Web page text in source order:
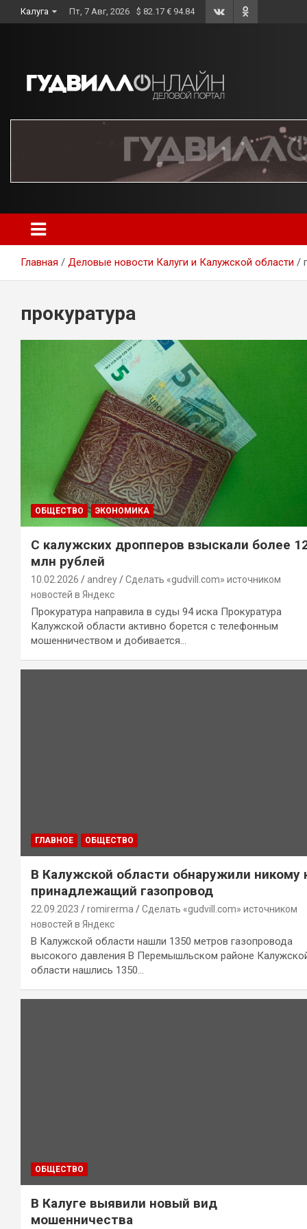
to
Калуга Пт, 7 Авг, 2026 $ 82.17 € 94.84
Главная Деловые новости Калуги и Калужской области
прокуратура
ОБЩЕСТВО ЭКОНОМИКА
С калужских дропперов взыскали более
млн рублей
10.02.2026 andrey
Сделать «gudvill.com» источником
новостей в Яндекс
Прокуратура направила в суды 94 иска Прокуратура
Калужской области активно борется с телефонным
мошенничеством и добивается…
ГЛАВНОЕ ОБЩЕСТВО
В Калужской области обнаружили никому
принадлежащий газопровод
22.09.2023 romirerma
Сделать «gudvill.com» источником
новостей в Яндекс
В Калужской области нашли 1350 метров газопровода
высокого давления В Перемышльском районе
области нашлись 1350…
ОБЩЕСТВО
В Калуге выявили новый вид
мошенничества